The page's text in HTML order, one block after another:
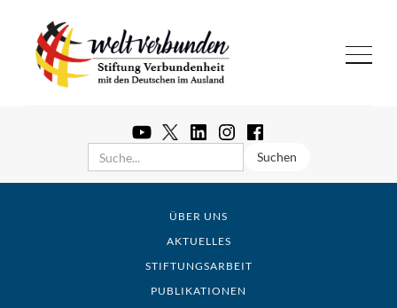
ÜBER UNS
AKTUELLES
STIFTUNGSARBEIT
PUBLIKATIONEN